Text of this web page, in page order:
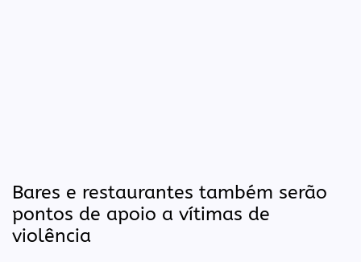
Bares e restaurantes também serão
pontos de apoio a vítimas de
violência